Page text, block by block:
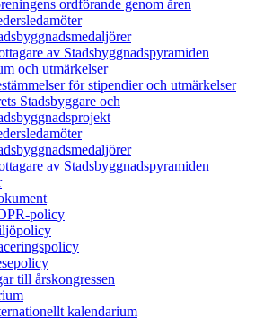
ordförande genom åren
av Stadsbyggnadspyramiden
och utmärkelser
för stipendier och utmärkelser
Stadsbyggare och
av Stadsbyggnadspyramiden
policy
till årskongressen
kalendarium